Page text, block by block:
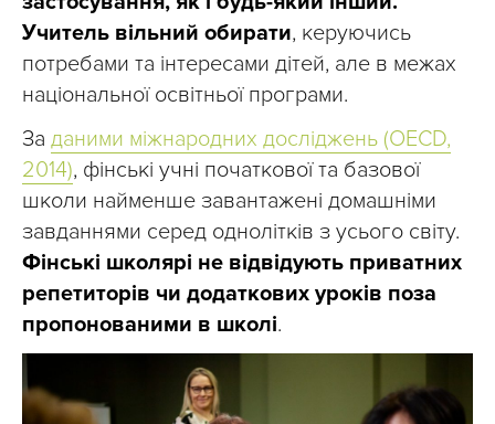
Учитель вільний обирати, керуючись
потребами та інтересами дітей, але в межах
національної освітньої програми.
За даними міжнародних досліджень (OECD,
2014), фінські учні початкової та базової
школи найменше завантажені домашніми
завданнями серед однолітків з усього світу.
Фінські школярі не відвідують приватних
репетиторів чи додаткових уроків поза
пропонованими в школі.